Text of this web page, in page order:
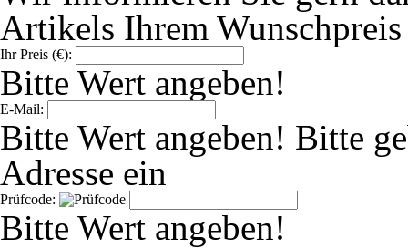
Artikels Ihrem
Ihr Preis (€):
Bitte Wert angeben!
E-Mail:
Bitte Wert angeben! Bitte
Adresse ein
Prüfcode:
Bitte Wert angeben!